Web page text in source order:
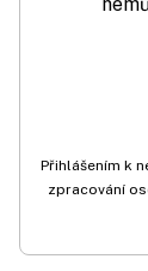
Přihlášením k
zpracování